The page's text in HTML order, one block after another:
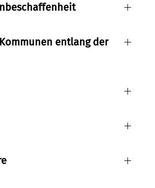
entlang der